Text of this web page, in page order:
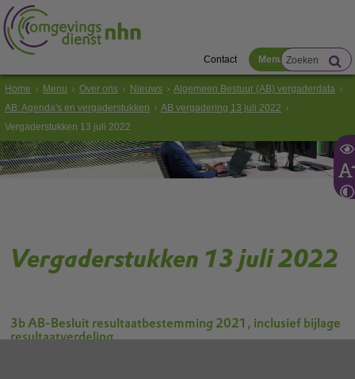
Contact Menu
Home Menu Over ons Nieuws
Algemeen Bestuur (AB) vergaderdata
AB: Agenda's en vergaderstukken
AB vergadering 13 juli 2022
Vergaderstukken 13 juli 2022
Vergaderstukken 13 juli 2022
3b AB-Besluit resultaatbestemming 2021, inclusief bijlage
resultaatverdeling